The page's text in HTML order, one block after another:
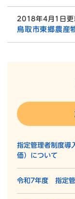
2018年4月1日更
鳥取市東郷農産
指定管理者制度導
価）について
令和7年度 指定管